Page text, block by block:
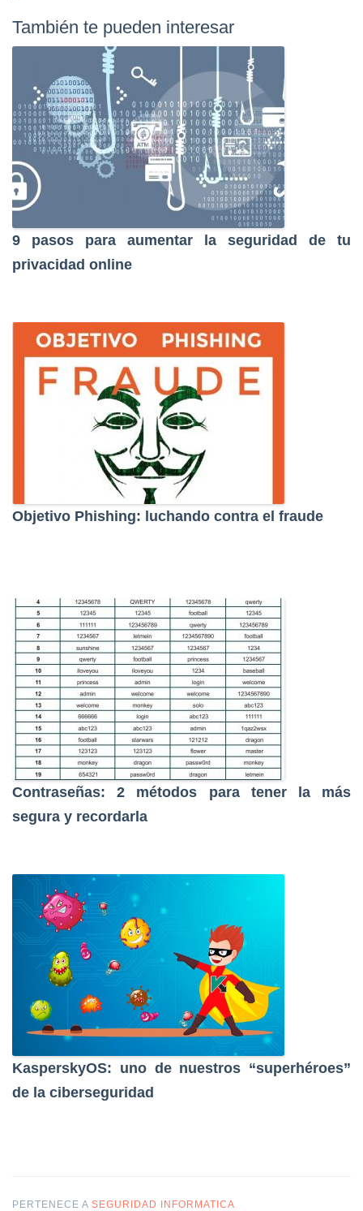
También te pueden interesar
9 pasos para aumentar la seguridad de tu
privacidad online
Objetivo Phishing: luchando contra el fraude
Contraseñas: 2 métodos para tener la más
segura y recordarla
KasperskyOS: uno de nuestros “superhéroes”
de la ciberseguridad
PERTENECE A SEGURIDAD INFORMATICA